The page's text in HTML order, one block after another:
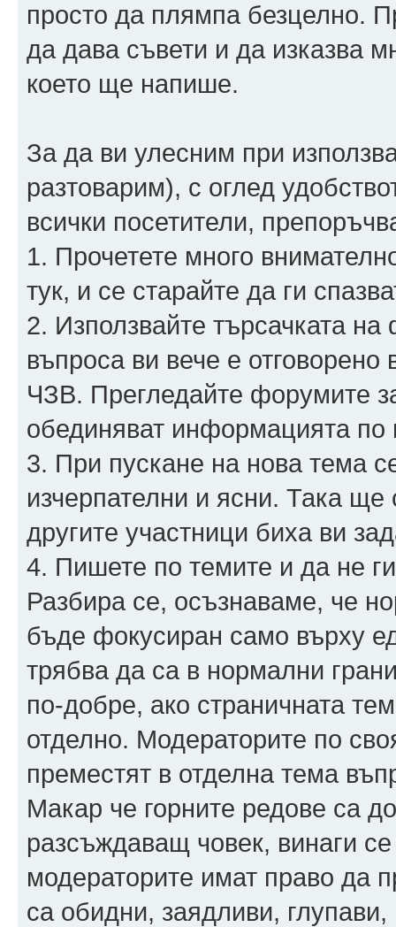
просто да плямпа безцелно.
да дава съвети и да изказва
което ще напише.
За да ви улесним при
разтоварим), с оглед
всички посетители,
1. Прочетете много
тук, и се старайте да ги
2. Използвайте търсачката
въпроса ви вече е
ЧЗВ. Прегледайте форумите
обединяват информацията по
3. При пускане на нова тема
изчерпателни и ясни. Така ще
другите участници биха ви
4. Пишете по темите и да не
Разбира се, осъзнаваме, че
бъде фокусиран само върху
трябва да са в нормални
по-добре, ако страничната
отделно. Модераторите по
преместят в отделна тема
Макар че горните редове са
разсъждаващ човек, винаги
модераторите имат право да
са обидни, заядливи,